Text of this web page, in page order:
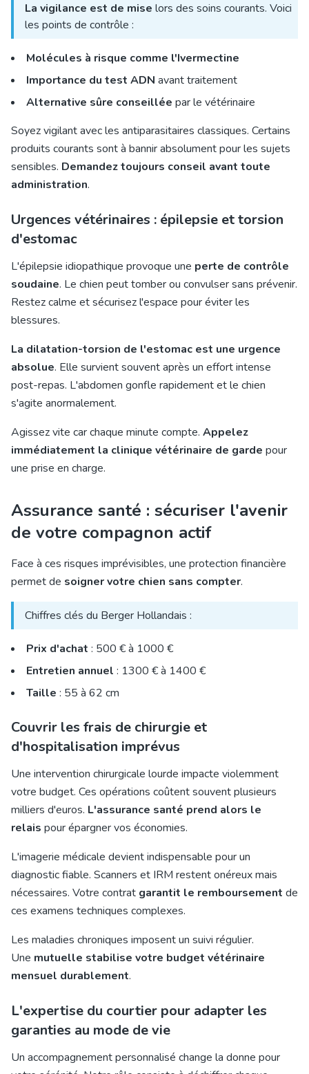
La vigilance est de mise lors des soins courants. Voici
les points de contrôle :
Molécules à risque comme l'Ivermectine
Importance du test ADN avant traitement
Alternative sûre conseillée par le vétérinaire
Soyez vigilant avec les antiparasitaires classiques. Certains
produits courants sont à bannir absolument pour les sujets
sensibles. Demandez toujours conseil avant toute
administration.
Urgences vétérinaires : épilepsie et torsion
d'estomac
L'épilepsie idiopathique provoque une perte de contrôle
soudaine. Le chien peut tomber ou convulser sans prévenir.
Restez calme et sécurisez l'espace pour éviter les
blessures.
La dilatation-torsion de l'estomac est une urgence
absolue. Elle survient souvent après un effort intense
post-repas. L'abdomen gonfle rapidement et le chien
s'agite anormalement.
Agissez vite car chaque minute compte. Appelez
immédiatement la clinique vétérinaire de garde pour
une prise en charge.
Assurance santé : sécuriser l'avenir
de votre compagnon actif
Face à ces risques imprévisibles, une protection financière
permet de soigner votre chien sans compter.
Chiffres clés du Berger Hollandais :
Prix d'achat : 500 € à 1000 €
Entretien annuel : 1300 € à 1400 €
Taille : 55 à 62 cm
Couvrir les frais de chirurgie et
d'hospitalisation imprévus
Une intervention chirurgicale lourde impacte violemment
votre budget. Ces opérations coûtent souvent plusieurs
milliers d'euros. L'assurance santé prend alors le
relais pour épargner vos économies.
L'imagerie médicale devient indispensable pour un
diagnostic fiable. Scanners et IRM restent onéreux mais
nécessaires. Votre contrat garantit le remboursement de
ces examens techniques complexes.
Les maladies chroniques imposent un suivi régulier.
Une mutuelle stabilise votre budget vétérinaire
mensuel durablement.
L'expertise du courtier pour adapter les
garanties au mode de vie
Un accompagnement personnalisé change la donne pour